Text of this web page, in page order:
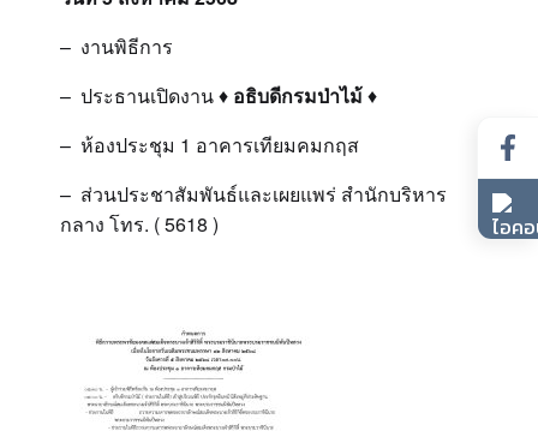
– งานพิธีการ
– ประธานเปิดงาน ♦ อธิบดีกรมป่าไม้♦
– ห้องประชุม 1 อาคารเทียมคมกฤส
– ส่วนประชาสัมพันธ์และเผยแพร่ สำนักบริหาร
กลาง โทร. ( 5618 )